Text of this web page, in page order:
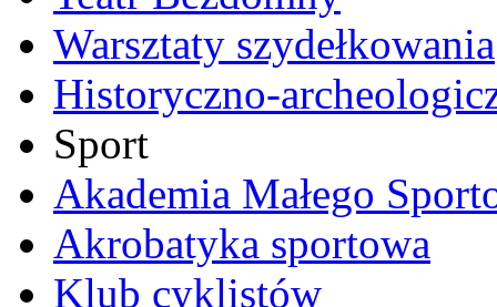
Warsztaty szydełkowania
Historyczno-
Sport
Akademia Małego
Akrobatyka sportowa
Klub cyklistów